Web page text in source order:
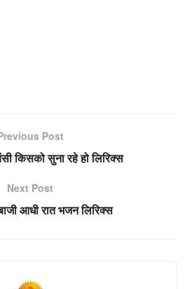
Post
किसको सुना रहे हो लिरिक्स
Next Post
आधी रात भजन लिरिक्स